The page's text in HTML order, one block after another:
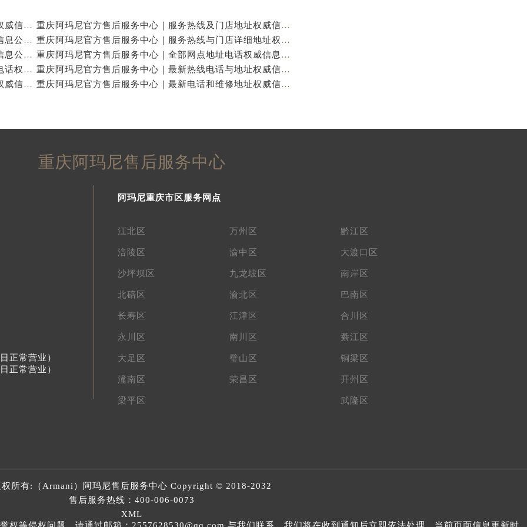
重庆阿玛尼官方售后服务中心｜全新热线及维修地址权威信息公示（2026年7月最新）
重庆阿玛尼官方售后服务中心｜服务热线及门店地址权威信息公示（2026年7月最新）
重庆阿玛尼官方售后服务中心｜地址及服务电话权威信息公示（2026年7月最新）
重庆阿玛尼官方售后服务中心｜服务热线与门店详细地址权威信息公示（2026年7月最新）
重庆阿玛尼官方售后服务中心｜网点地址与热线权威信息公示（2026年7月最新）
重庆阿玛尼官方售后服务中心｜全部网点地址电话权威信息公示（2026年7月最新）
重庆阿玛尼官方售后服务中心｜最新维修地址及官方电话权威信息公示（2026年7月最新）
重庆阿玛尼官方售后服务中心｜最新热线电话与地址权威信息公示（2026年7月最新）
重庆阿玛尼官方售后服务中心｜全新电话和网点地址权威信息公示（2026年7月最新）
重庆阿玛尼官方售后服务中心｜最新电话和维修地址权威信息公示（2026年7月最新）
重庆阿玛尼售后服务中心
正常营业）
正常营业）
阿玛尼重庆市区服务网点
江北区 万州区 黔江区
涪陵区 渝中区 大渡口区
沙坪坝区 九龙坡区 南岸区
北碚区 渝北区 巴南区
长寿区 江津区 合川区
永川区 南川区 綦江区
大足区 璧山区 铜梁区
潼南区 荣昌区 开州区
梁平区 武隆区
所有:（Armani） 阿玛尼售后服务中心 Copyright © 2018-2032
售后服务热线： 400-006-0073
XML